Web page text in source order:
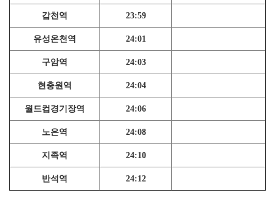
갑천역 23:59
유성온천역 24:01
구암역 24:03
현충원역 24:04
월드컵경기장역 24:06
노은역 24:08
지족역 24:10
반석역 24:12